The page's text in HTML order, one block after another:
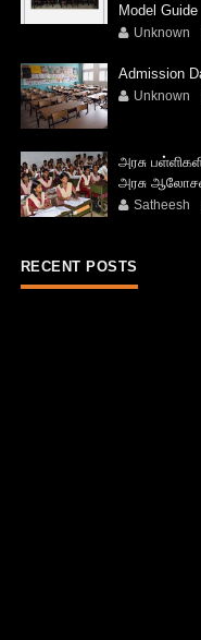
Model Guide
Unknown
Admission
Unknown
அரசு
அரசு
Satheesh
RECENT POSTS